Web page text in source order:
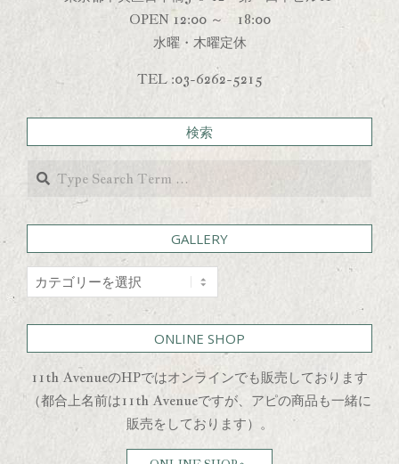
OPEN 12:00 ～ 18:00
水曜・木曜定休
TEL :03-6262-5215
検索
Search
GALLERY
GALLERY
ONLINE SHOP
11th AvenueのHPではオンラインでも販売しております
（都合上名前は11th Avenueですが、アピの商品も一緒に
販売をしております）。